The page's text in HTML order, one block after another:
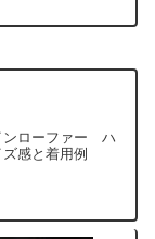
ンローファー ハ
感と着用例